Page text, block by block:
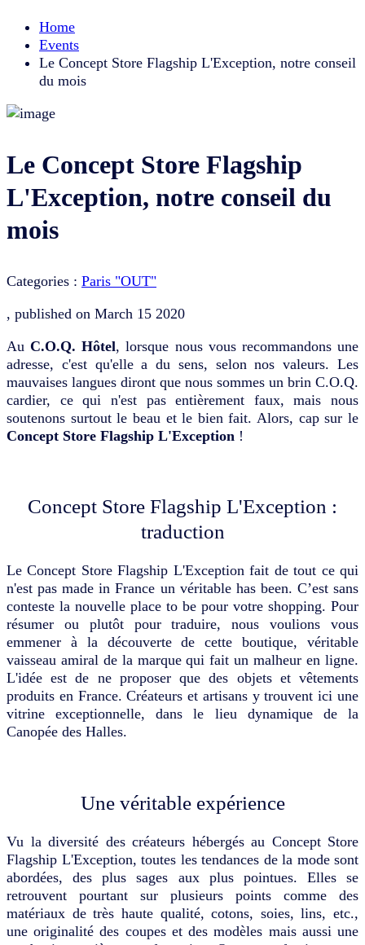
Home
Events
Le Concept Store Flagship L'Exception, notre conseil
du mois
Le Concept Store Flagship
L'Exception, notre conseil du
mois
Categories : Paris "OUT"
, published on March 15 2020
AuC.O.Q. Hôtel, lorsque nous vous recommandons une
adresse, c'est qu'elle a du sens, selon nos valeurs. Les
mauvaises langues diront que nous sommes un brin C.O.Q.
cardier, ce qui n'est pas entièrement faux, mais nous
soutenons surtout le beau et le bien fait. Alors, cap sur le
Concept Store Flagship L'Exception !
Concept Store Flagship L'Exception :
traduction
Le Concept Store Flagship L'Exception fait de tout ce qui
n'est pas made in France un véritable has been. C’est sans
conteste la nouvelle place to be pour votre shopping. Pour
résumer ou plutôt pour traduire, nous voulions vous
emmener à la découverte de cette boutique, véritable
vaisseau amiral de la marque qui fait un malheur en ligne.
L'idée est de ne proposer que des objets et vêtements
produits en France. Créateurs et artisans y trouvent ici une
vitrine exceptionnelle, dans le lieu dynamique de la
Canopée des Halles.
Une véritable expérience
Vu la diversité des créateurs hébergés au Concept Store
Flagship L'Exception, toutes les tendances de la mode sont
abordées, des plus sages aux plus pointues. Elles se
retrouvent pourtant sur plusieurs points comme des
matériaux de très haute qualité, cotons, soies, lins, etc.,
une originalité des coupes et des modèles mais aussi une